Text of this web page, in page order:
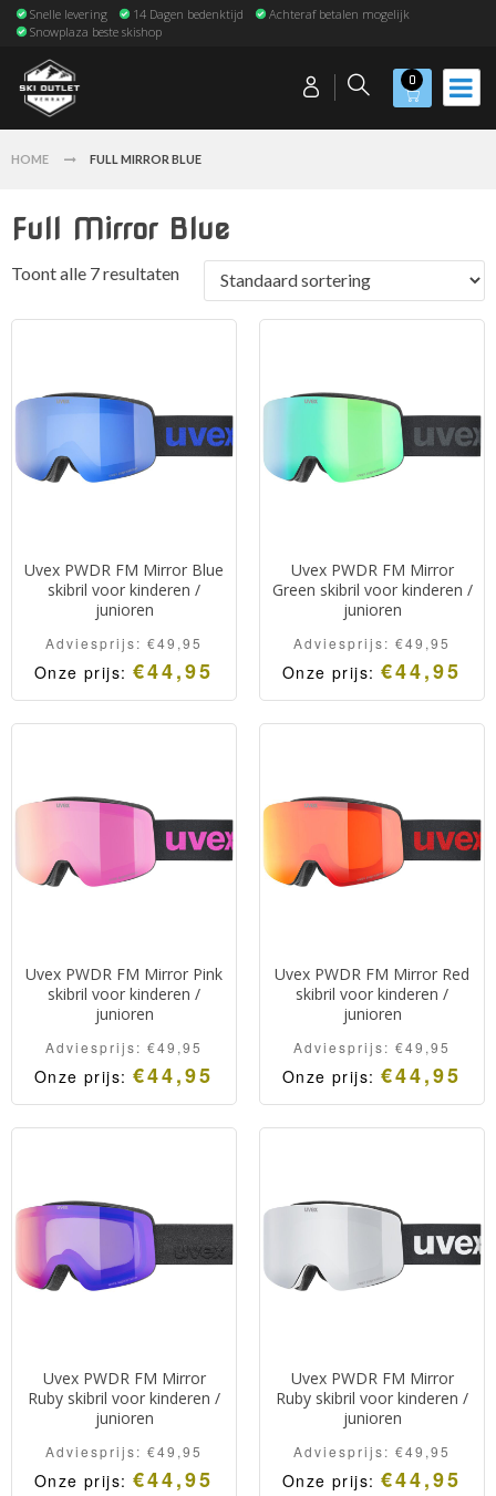
Snelle levering 14 Dagen bedenktijd
Achteraf betalen mogelijk
Snowplaza beste skishop
0
HOME FULL MIRROR BLUE
Full Mirror Blue
Toont alle 7 resultaten
Uvex PWDR FM Mirror Blue
skibril voor kinderen /
junioren
Adviesprijs: €49,95
Onze prijs: €44,95
Uvex PWDR FM Mirror
Green skibril voor kinderen /
junioren
Adviesprijs: €49,95
Onze prijs: €44,95
Uvex PWDR FM Mirror Pink
skibril voor kinderen /
junioren
Adviesprijs: €49,95
Onze prijs: €44,95
Uvex PWDR FM Mirror Red
skibril voor kinderen /
junioren
Adviesprijs: €49,95
Onze prijs: €44,95
Uvex PWDR FM Mirror
Ruby skibril voor kinderen /
junioren
Adviesprijs: €49,95
Onze prijs: €44,95
Uvex PWDR FM Mirror
Ruby skibril voor kinderen /
junioren
Adviesprijs: €49,95
Onze prijs: €44,95